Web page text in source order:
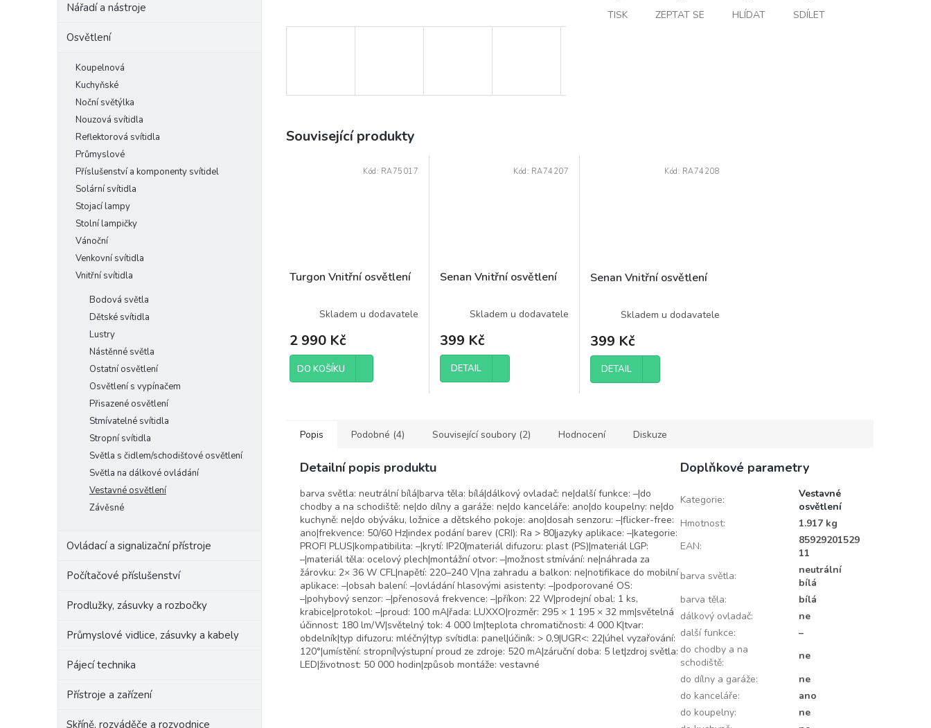
Nářadí a nástroje
Osvětlení
Koupelnová
Kuchyňské
Noční světýlka
Nouzová svítidla
Reflektorová svítidla
Průmyslové
Příslušenství a komponenty svítidel
Solární svítidla
Stojací lampy
Stolní lampičky
Vánoční
Venkovní svítidla
Vnitřní svítidla
Bodová světla
Dětské svítidla
Lustry
Nástěnné světla
Ostatní osvětlení
Osvětlení s vypínačem
Přisazené osvětlení
Stmívatelné svítidla
Stropní svítidla
Světla s čidlem/schodišťové osvětlení
Světla na dálkové ovládání
Vestavné osvětlení
Závěsné
Ovládací a signalizační přístroje
Počítačové příslušenství
Prodlužky, zásuvky a rozbočky
Průmyslové vidlice, zásuvky a kabely
Pájecí technika
Přístroje a zařízení
Skříně, rozváděče a rozvodnice
TISK ZEPTAT SE HLÍDAT SDÍLET
Související produkty
Turgon Vnitřní osvětlení
Skladem u dodavatele
2 990 Kč
DO KOŠÍKU
Kód: RA75017
Senan Vnitřní osvětlení
Skladem u dodavatele
399 Kč
DETAIL
Kód: RA74207
Senan Vnitřní osvětlení
Skladem u dodavatele
399 Kč
DETAIL
Kód: RA74208
Popis Podobné (4) Související soubory (2) Hodnocení Diskuze
Detailní popis produktu
barva světla: neutrální bílá|barva těla: bílá|dálkový ovladač: ne|další funkce: –|do
chodby a na schodiště: ne|do dílny a garáže: ne|do kanceláře: ano|do koupelny: ne|do
kuchyně: ne|do obýváku, ložnice a dětského pokoje: ano|dosah senzoru: –|flicker-free:
ano|frekvence: 50/60 Hz|index podání barev (CRI): Ra > 80|jazyky aplikace: –|kategorie:
PROFI PLUS|kompatibilita: –|krytí: IP20|materiál difuzoru: plast (PS)|materiál LGP:
–|materiál těla: ocelový plech|montážní otvor: –|možnost stmívání: ne|náhrada za
žárovku: 2× 36 W CFL|napětí: 220–240 V|na zahradu a balkon: ne|notifikace do mobilní
aplikace: –|obsah balení: –|ovládání hlasovými asistenty: –|podporované OS:
–|pohybový senzor: –|přenosová frekvence: –|příkon: 22 W|prodejní obal: 1 ks,
krabice|protokol: –|proud: 100 mA|řada: LUXXO|rozměr: 295 × 1 195 × 32 mm|světelná
účinnost: 180 lm/W|světelný tok: 4 000 lm|teplota chromatičnosti: 4 000 K|tvar:
obdelník|typ difuzoru: mléčný|typ svítidla: panel|účiník: > 0,9|UGR<: 22|úhel vyzařování:
120°|umístění: stropní|výstupní proud ze zdroje: 520 mA|záruční doba: 5 let|zdroj světla:
LED|životnost: 50 000 hodin|způsob montáže: vestavné
Doplňkové parametry
Kategorie:
Vestavné
osvětlení
Hmotnost:
1.917 kg
EAN:
85929201529
11
barva světla:
neutrální
bílá
barva těla:
bílá
dálkový ovladač:
ne
další funkce:
–
do chodby a na
schodiště:
ne
do dílny a garáže:
ne
do kanceláře:
ano
do koupelny:
ne